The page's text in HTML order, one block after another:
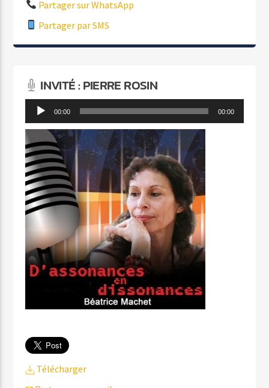
Partager sur WhatsApp
Partager par SMS
INVITÉ : PIERRE ROSIN
Lecteur
audio
00:00 00:00
Télécharger